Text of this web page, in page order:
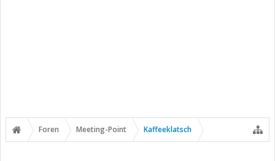
Foren Meeting-Point Kaffeeklatsch